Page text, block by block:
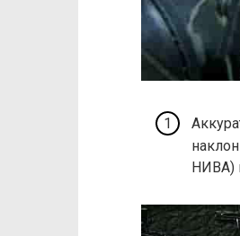
НИВА)